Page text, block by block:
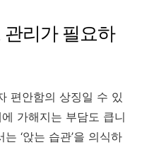
리가 필요하
편안함의 상징일 수 있
가해지는 부담도 큽니
‘앉는 습관’을 의식하